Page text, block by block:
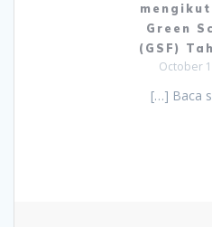
Green
(GSF)
October
[…] Baca